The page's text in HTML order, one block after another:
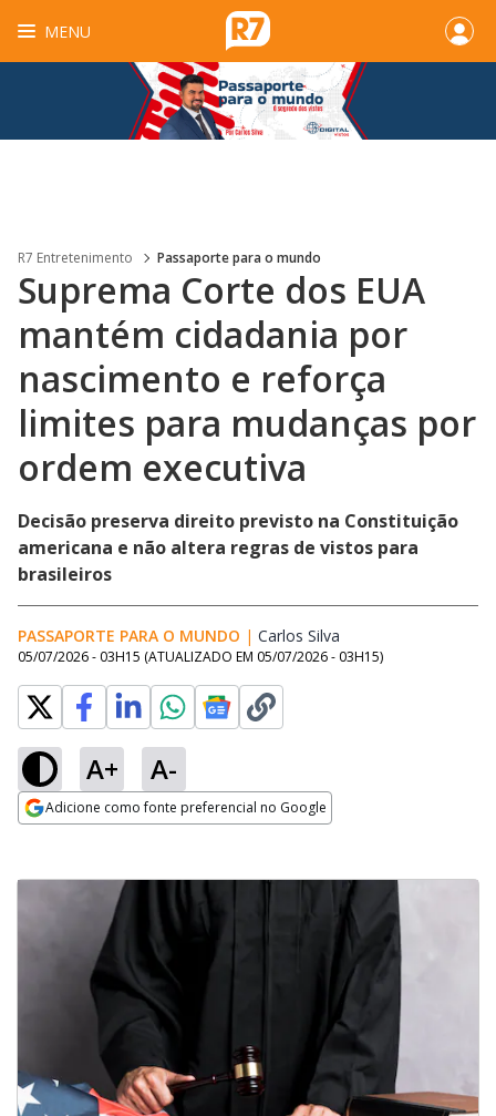
MENU
R7 Entretenimento Passaporte para o mundo
Suprema Corte dos EUA
mantém cidadania por
nascimento e reforça
limites para mudanças por
ordem executiva
Decisão preserva direito previsto na Constituição
americana e não altera regras de vistos para
brasileiros
PASSAPORTE PARA O MUNDO | Carlos Silva
05/07/2026 - 03H15 (ATUALIZADO EM 05/07/2026 - 03H15)
A+ A-
Adicione como fonte preferencial no Google